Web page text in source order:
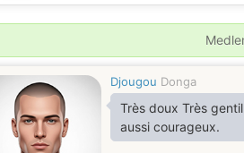
Djougou Donga
Très doux Très gentil et très et très fort et
aussi courageux.